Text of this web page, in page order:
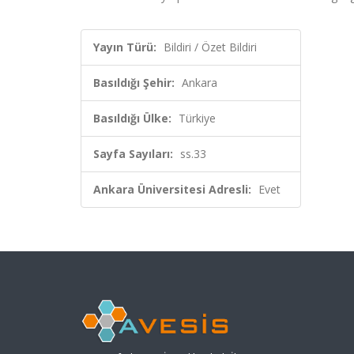
Yayın Türü: Bildiri / Özet Bildiri
Basıldığı Şehir: Ankara
Basıldığı Ülke: Türkiye
Sayfa Sayıları: ss.33
Ankara Üniversitesi Adresli: Evet